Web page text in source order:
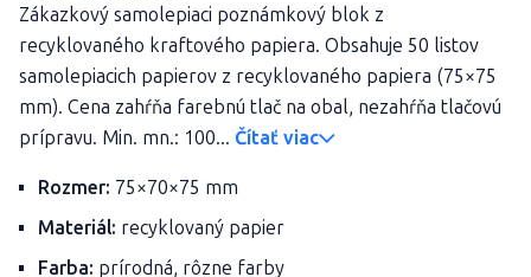
Zákazkový samolepiaci poznámkový blok z
recyklovaného kraftového papiera. Obsahuje 50 listov
samolepiacich papierov z recyklovaného papiera (75×75
mm). Cena zahŕňa farebnú tlač na obal, nezahŕňa tlačovú
prípravu. Min. mn.: 100... Čítať viac
Rozmer: 75×70×75 mm
Materiál: recyklovaný papier
Farba: prírodná, rôzne farby